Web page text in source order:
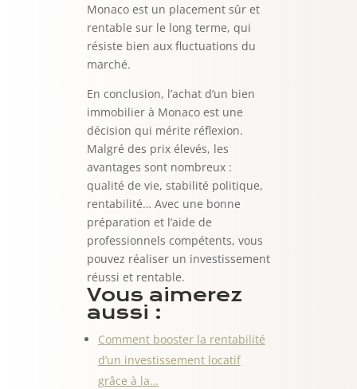
Monaco est un placement sûr et
rentable sur le long terme, qui
résiste bien aux fluctuations du
marché.
En conclusion, l’achat d’un bien
immobilier à Monaco est une
décision qui mérite réflexion.
Malgré des prix élevés, les
avantages sont nombreux :
qualité de vie, stabilité politique,
rentabilité… Avec une bonne
préparation et l’aide de
professionnels compétents, vous
pouvez réaliser un investissement
réussi et rentable.
Vous aimerez
aussi :
Comment booster la rentabilité
d’un investissement locatif
grâce à la…